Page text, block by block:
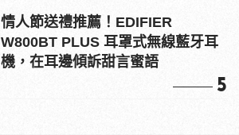
情人節送禮推薦！EDIFIER
W800BT PLUS 耳罩式無線藍牙耳
機，在耳邊傾訴甜言蜜語
5